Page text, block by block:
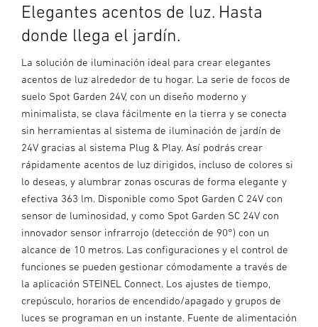
Elegantes acentos de luz. Hasta
donde llega el jardín.
La solución de iluminación ideal para crear elegantes
acentos de luz alrededor de tu hogar. La serie de focos de
suelo Spot Garden 24V, con un diseño moderno y
minimalista, se clava fácilmente en la tierra y se conecta
sin herramientas al sistema de iluminación de jardín de
24V gracias al sistema Plug & Play. Así podrás crear
rápidamente acentos de luz dirigidos, incluso de colores si
lo deseas, y alumbrar zonas oscuras de forma elegante y
efectiva 363 lm. Disponible como Spot Garden C 24V con
sensor de luminosidad, y como Spot Garden SC 24V con
innovador sensor infrarrojo (detección de 90°) con un
alcance de 10 metros. Las configuraciones y el control de
funciones se pueden gestionar cómodamente a través de
la aplicación STEINEL Connect. Los ajustes de tiempo,
crepúsculo, horarios de encendido/apagado y grupos de
luces se programan en un instante. Fuente de alimentación